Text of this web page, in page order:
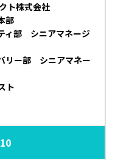
ト株式会社
部
ィ部 シニアマネージ
リー部 シニアマネー
ト